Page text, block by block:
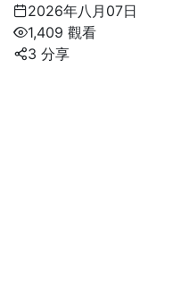
2026年八月07日
1,409 觀看
3 分享